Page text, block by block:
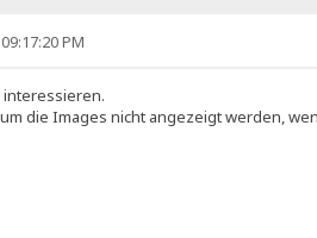
PM
interessieren.
die Images nicht angezeigt werden,